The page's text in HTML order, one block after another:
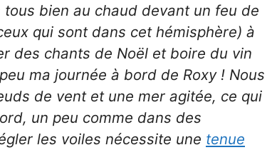
bien au chaud devant un feu de
qui sont dans cet hémisphère) à
des chants de Noël et boire du vin
ma journée à bord de Roxy ! Nous
de vent et une mer agitée, ce qui
un peu comme dans des
les voiles nécessite une tenue